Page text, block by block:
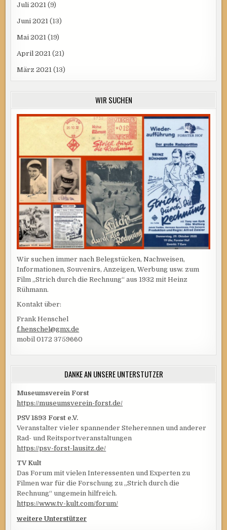
Juli 2021 (9)
Juni 2021 (13)
Mai 2021 (19)
April 2021 (21)
März 2021 (13)
WIR SUCHEN
Wir suchen immer nach Belegstücken, Nachweisen,
Informationen, Souvenirs, Anzeigen, Werbung usw. zum
Film „Strich durch die Rechnung“ aus 1932 mit Heinz
Rühmann.
Kontakt über:
Frank Henschel
f.henschel@gmx.de
mobil 0172 3759660
DANKE AN UNSERE UNTERSTÜTZER
Museumsverein Forst
https://museumsverein-forst.de/
PSV 1893 Forst e.V.
Veranstalter vieler spannender Steherennen und anderer
Rad- und Reitsportveranstaltungen
https://psv-forst-lausitz.de/
TV Kult
Das Forum mit vielen Interessenten und Experten zu
Filmen war für die Forschung zu „Strich durch die
Rechnung“ ungemein hilfreich.
https://www.tv-kult.com/forum/
weitere Unterstützer